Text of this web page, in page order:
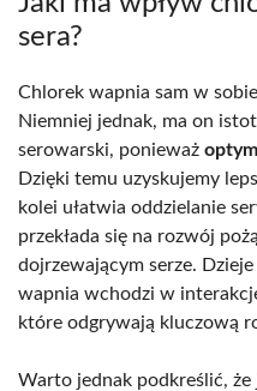
sera?
Chlorek wapnia sam w
Niemniej jednak, ma on
serowarski, ponieważ
Dzięki temu uzyskujemy
kolei ułatwia oddzielanie
przekłada się na rozwój
dojrzewającym serze.
wapnia wchodzi w
które odgrywają kluczową
Warto jednak podkreślić, że